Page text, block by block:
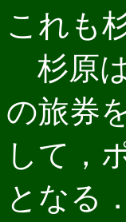
これも
杉原
の旅券
して，
となる．